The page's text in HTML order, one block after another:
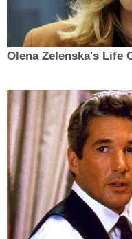
Olena Zelenska's Life